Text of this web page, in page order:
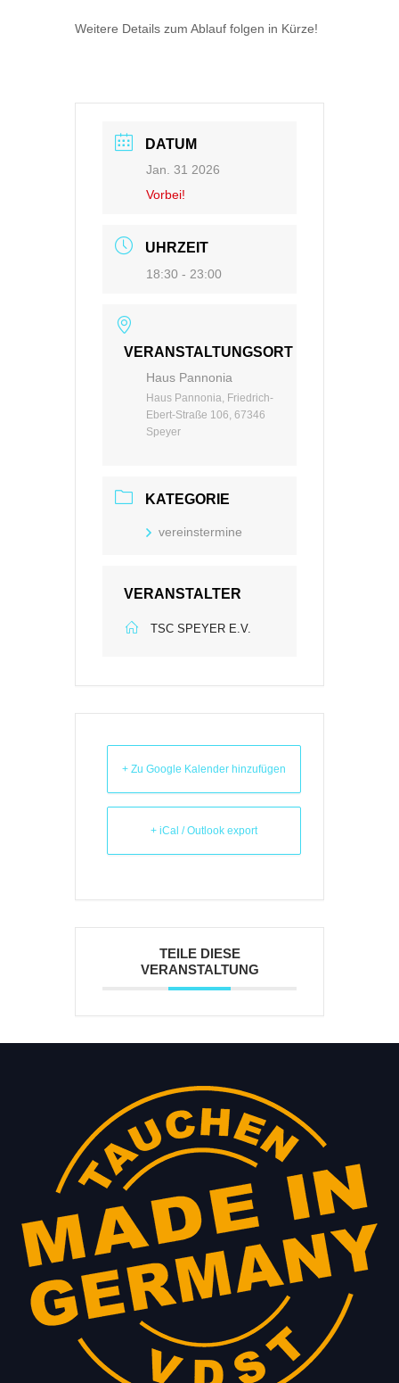
Weitere Details zum Ablauf folgen in Kürze!
DATUM
Jan. 31 2026
Vorbei!
UHRZEIT
18:30 - 23:00
VERANSTALTUNGSORT
Haus Pannonia
Haus Pannonia, Friedrich-
Ebert-Straße 106, 67346
Speyer
KATEGORIE
vereinstermine
VERANSTALTER
TSC SPEYER E.V.
+ Zu Google Kalender hinzufügen
+ iCal / Outlook export
TEILE DIESE
VERANSTALTUNG